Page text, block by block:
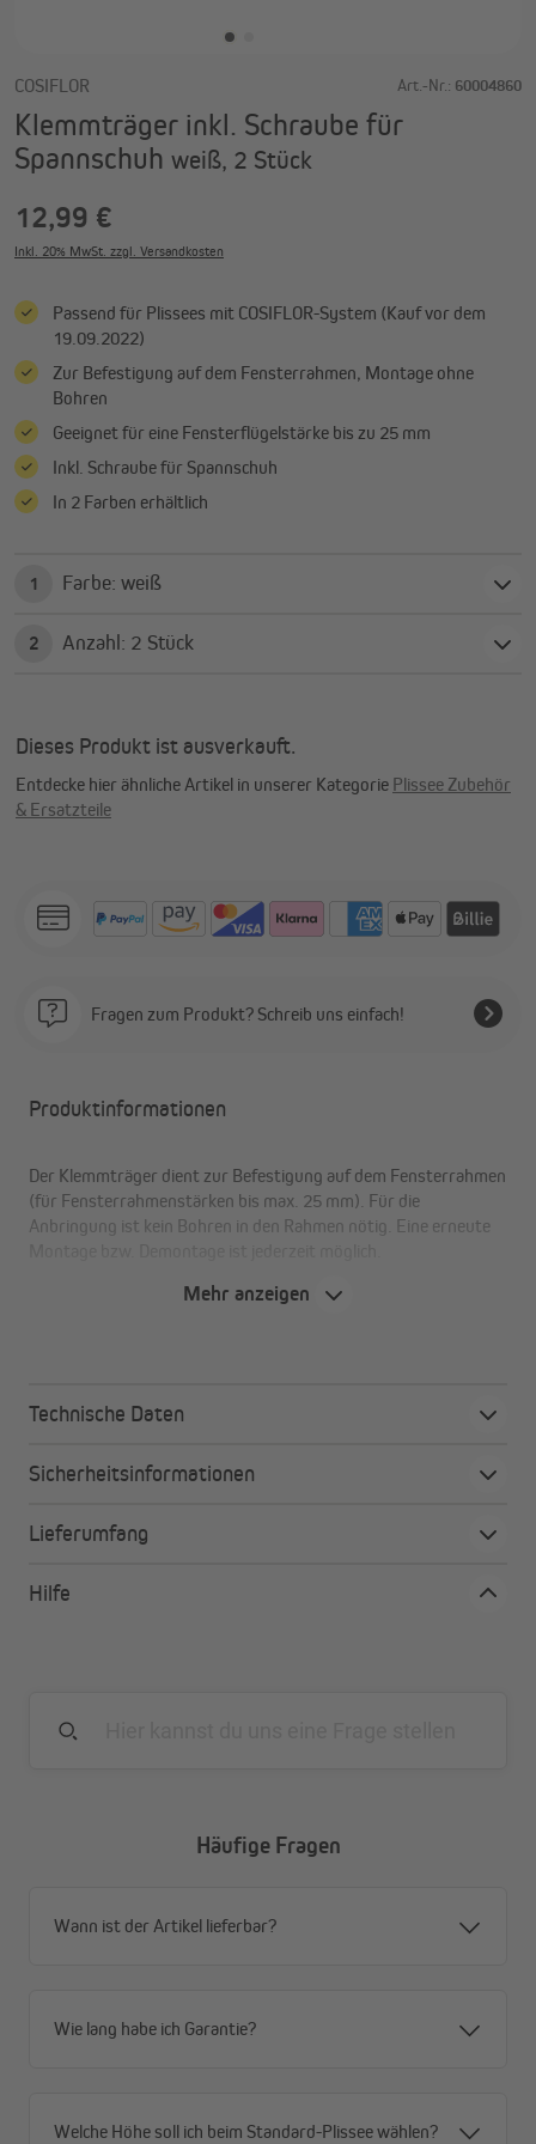
COSIFLOR Art.-Nr.: 60004860
Klemmträger inkl. Schraube für
Spannschuh weiß, 2 Stück
12,99 €
Inkl. 20% MwSt. zzgl. Versandkosten
Passend für Plissees mit COSIFLOR-System (Kauf vor dem
19.09.2022)
Zur Befestigung auf dem Fensterrahmen, Montage ohne
Bohren
Geeignet für eine Fensterflügelstärke bis zu 25 mm
Inkl. Schraube für Spannschuh
In 2 Farben erhältlich
1 Farbe: weiß
2 Anzahl: 2 Stück
Dieses Produkt ist ausverkauft.
Entdecke hier ähnliche Artikel in unserer Kategorie Plissee Zubehör
& Ersatzteile
Fragen zum Produkt? Schreib uns einfach!
Produktinformationen
Der Klemmträger dient zur Befestigung auf dem Fensterrahmen
(für Fensterrahmenstärken bis max. 25 mm). Für die
Anbringung ist kein Bohren in den Rahmen nötig. Eine erneute
Mehr anzeigen
Technische Daten
Sicherheitsinformationen
Lieferumfang
Hilfe
Häufige Fragen
Wann ist der Artikel lieferbar?
Wie lang habe ich Garantie?
Welche Höhe soll ich beim Standard-Plissee wählen?